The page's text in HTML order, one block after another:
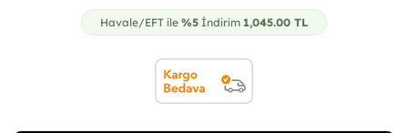
Havale/EFT ile %5 İndirim 1,045.00 TL